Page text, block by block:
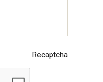
Recaptcha